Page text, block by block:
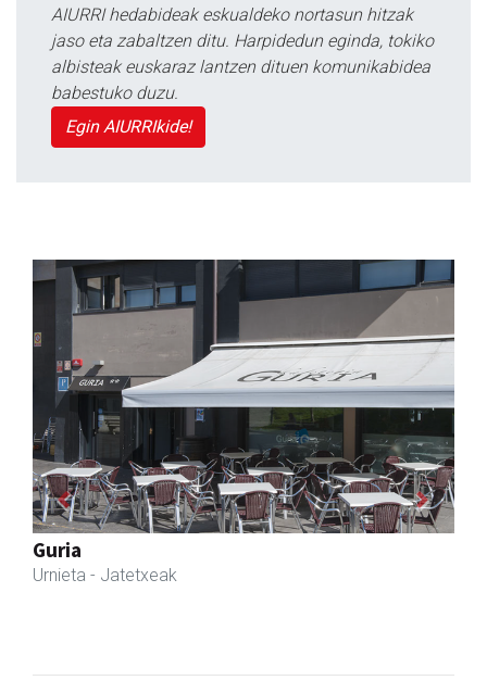
AIURRI hedabideak eskualdeko nortasun hitzak
jaso eta zabaltzen ditu. Harpidedun eginda, tokiko
albisteak euskaraz lantzen dituen komunikabidea
babestuko duzu.
Egin AIURRIkide!
Eizmendi ile-apaindegia
Amasa-Villabona - Ile-apaindegiak
Previous Next